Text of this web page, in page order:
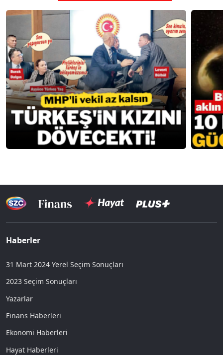
Haberler
31 Mart 2024 Yerel Seçim Sonuçları
2023 Seçim Sonuçları
Yazarlar
Finans Haberleri
Ekonomi Haberleri
Hayat Haberleri